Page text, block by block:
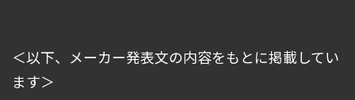
＜以下、メーカー発表文の内容をもとに掲載してい
ます＞